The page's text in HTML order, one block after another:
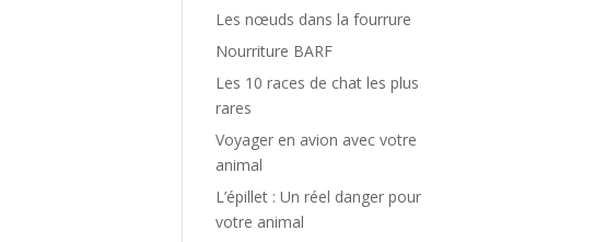
Les nœuds dans la fourrure
Nourriture BARF
Les 10 races de chat les plus
rares
Voyager en avion avec votre
animal
L’épillet : Un réel danger pour
votre animal